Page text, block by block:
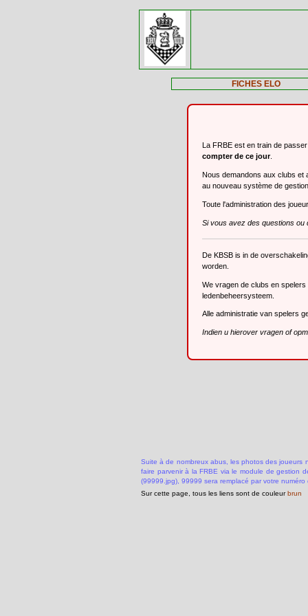
FICHES ELO
La FRBE est en train de
compter de ce jour.
Nous demandons aux clubs et
au nouveau système de
Toute l'administration des
Si vous avez des questions
De KBSB is in de
worden.
We vragen de clubs en spelers
ledenbeheersysteem.
Alle administratie van spelers
Indien u hierover vragen of
Suite à de nombreux abus, les photos des joueurs
faire parvenir à la FRBE via le module de gestion
(99999.jpg), 99999 sera remplacé par votre numéro
Sur cette page, tous les liens sont de couleurbrun